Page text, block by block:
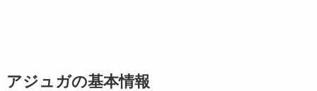
アジュガの基本情報